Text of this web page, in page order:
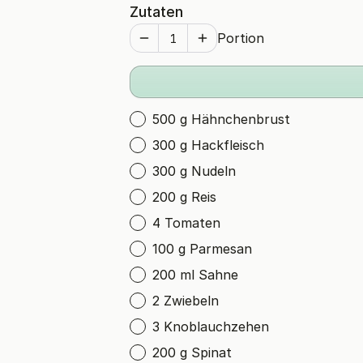
Zutaten
Portion
500 g Hähnchenbrust
300 g Hackfleisch
300 g Nudeln
200 g Reis
4 Tomaten
100 g Parmesan
200 ml Sahne
2 Zwiebeln
3 Knoblauchzehen
200 g Spinat